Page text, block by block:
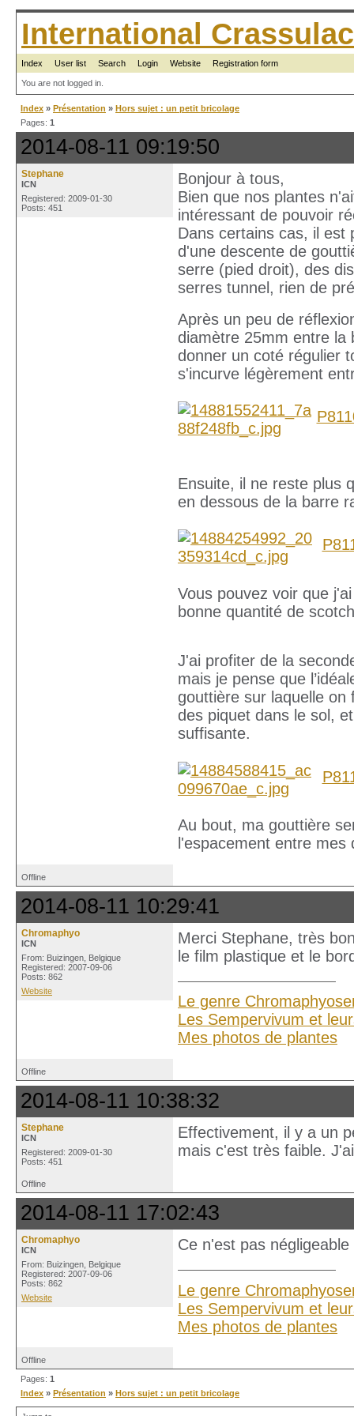
International
Index User list Search Login Website Registration form
You are not logged in.
Index » Présentation » Hors sujet : un petit bricolage
Pages: 1
2014-08-11 09:19:50
Stephane
ICN
Registered: 2009-01-30
Posts: 451
Bonjour à tous,
Bien que nos plantes
intéressant de pouvoir
Dans certains cas, il est
d'une descente de
serre (pied droit), des
serres tunnel, rien de
Après un peu de
diamètre 25mm entre la
donner un coté régulier
s'incurve légèrement
Ensuite, il ne reste plus
en dessous de la barre
Vous pouvez voir que
bonne quantité de
J'ai profiter de la
mais je pense que
gouttière sur laquelle
des piquet dans le sol,
suffisante.
Au bout, ma gouttière
l'espacement entre
Offline
2014-08-11 10:29:41
Chromaphyo
ICN
From: Buizingen, Belgique
Registered: 2007-09-06
Posts: 862
Website
Merci Stephane, très
le film plastique et le
Le genre
Les Sempervivum et
Mes photos de plantes
Offline
2014-08-11 10:38:32
Stephane
ICN
Registered: 2009-01-30
Posts: 451
Effectivement, il y a un
mais c'est très faible.
Offline
2014-08-11 17:02:43
Chromaphyo
ICN
From: Buizingen, Belgique
Registered: 2007-09-06
Posts: 862
Website
Ce n'est pas
Le genre
Les Sempervivum et
Mes photos de plantes
Offline
Pages: 1
Index » Présentation » Hors sujet : un petit bricolage